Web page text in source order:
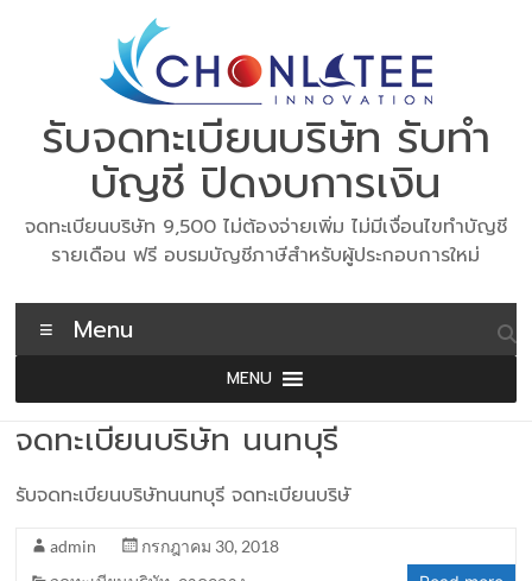
รับจดทะเบียนบริษัท รับทำ
บัญชี ปิดงบการเงิน
จดทะเบียนบริษัท 9,500 ไม่ต้องจ่ายเพิ่ม ไม่มีเงื่อนไขทำบัญชี
รายเดือน ฟรี อบรมบัญชีภาษีสำหรับผู้ประกอบการใหม่
Menu
MENU
จดทะเบียนบริษัท นนทบุรี
รับจดทะเบียนบริษัทนนทบุรี จดทะเบียนบริษั
admin
กรกฎาคม 30, 2018